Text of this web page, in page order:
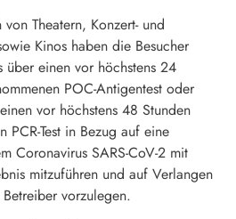
von Theatern, Konzert- und
Kinos haben die Besucher
über einen vor höchstens 24
POC-Antigentest oder
vor höchstens 48 Stunden
PCR-Test in Bezug auf eine
Coronavirus SARS-CoV-2 mit
mitzuführen und auf Verlangen
vorzulegen.